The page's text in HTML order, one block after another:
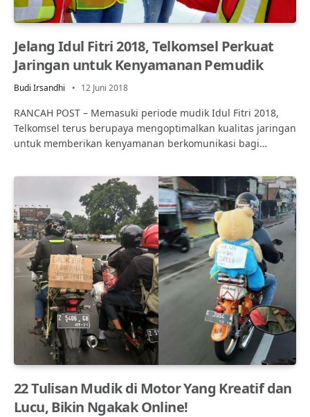
Jelang Idul Fitri 2018, Telkomsel Perkuat
Jaringan untuk Kenyamanan Pemudik
Budi Irsandhi 12 Juni 2018
RANCAH POST – Memasuki periode mudik Idul Fitri 2018,
Telkomsel terus berupaya mengoptimalkan kualitas jaringan
untuk memberikan kenyamanan berkomunikasi bagi…
22 Tulisan Mudik di Motor Yang Kreatif dan
Lucu, Bikin Ngakak Online!